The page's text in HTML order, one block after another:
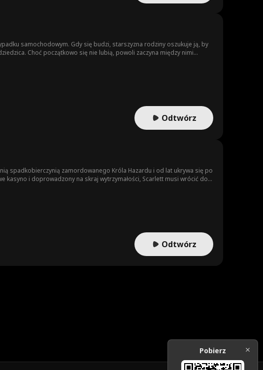
samochodowym. Gdy się budzi, starszyzna rodziny oszukuje ją, by
Choć początkowo się nie lubią, powoli zaczyna między nimi
Odtwórz
spadkobierczynią zamordowanego Króla Hazardu i od lat ukrywa się po
kasyno i doprowadzony na skraj wytrzymałości, Scarlett musi wrócić do
Odtwórz
Pobierz